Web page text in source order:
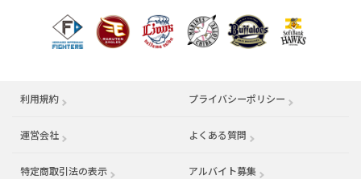
利用規約 プライバシーポリシー
運営会社 （別ウィンドウで開く） よくある質問
特定商取引法の表示 アルバイト募集 （別ウィンドウで開く